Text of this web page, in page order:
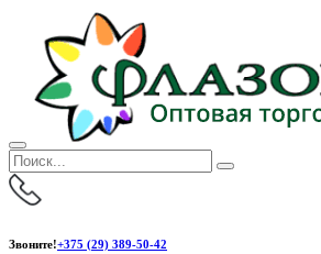
Звоните!+375 (29) 389-50-42